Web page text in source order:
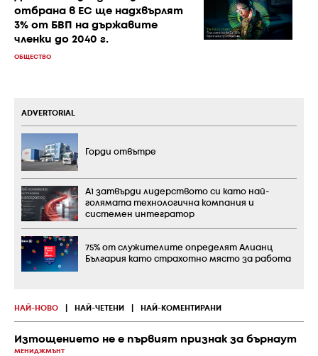
отбрана в ЕС ще надхвърлят
3% от БВП на държавите
членки до 2040 г.
ОБЩЕСТВО
НАЙ-НОВО НАЙ-ЧЕТЕНИ НАЙ-КОМЕНТИРАНИ
Изтощението не е първият признак за бърнаут
МЕНИДЖМЪНТ
ADVERTORIAL
Горди отвътре
А1 затвърди лидерството си като най-
голямата технологична компания и
системен интегратор
75% от служителите определят Алианц
България като страхотно място за работа